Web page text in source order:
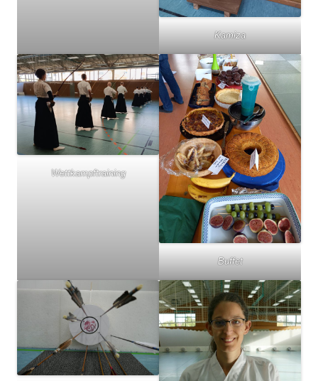
Kamiza
Wettkampftraining
Buffet